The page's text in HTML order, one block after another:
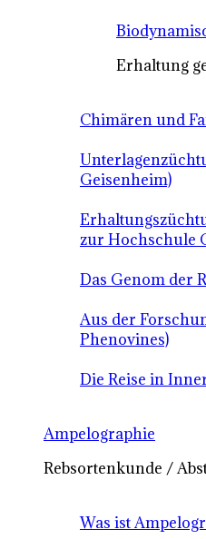
Erhaltung
Chimären und
Geisenheim)
zur Hochschule
Das Genom der
Aus der
Phenovines)
Die Reise in
Ampelographie
Rebsortenkunde /
Was ist